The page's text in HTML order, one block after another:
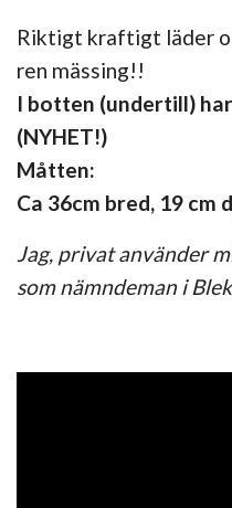
Riktigt kraftigt läder
ren mässing!!
I botten (undertill)
(NYHET!)
Måtten:
Ca 36cm bred, 19 cm
Jag, privat använder
som nämndeman i